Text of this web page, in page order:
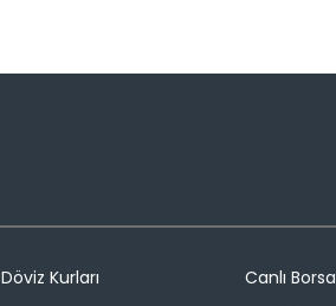
Döviz Kurları
Canlı Borsa